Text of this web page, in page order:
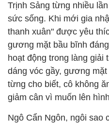
Trịnh Sảng từng nhiều
sức sống. Khi mới gia
thanh xuân" được yêu
gương mặt bầu bĩnh
hoạt động trong làng giải
dáng vóc gầy, gương
từng cho biết, cô không
giảm cân vì muốn lên
Ngô Cẩn Ngôn, ngôi sao